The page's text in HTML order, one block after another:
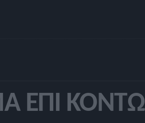
ΕΠΊ ΚΟΝΤΏ